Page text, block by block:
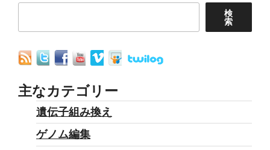
検
索
主なカテゴリー
遺伝子組み換え
ゲノム編集